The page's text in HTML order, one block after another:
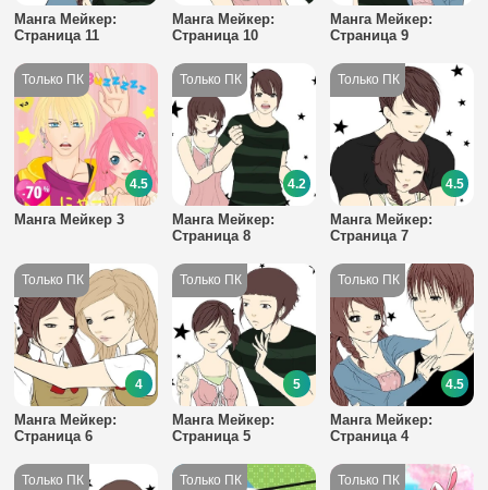
Манга Мейкер:
Страница 11
Манга Мейкер:
Страница 10
Манга Мейкер:
Страница 9
Манга Мейкер 3
4.5
Манга Мейкер:
Страница 8
4.2
Манга Мейкер:
Страница 7
4.5
Манга Мейкер:
Страница 6
4
Манга Мейкер:
Страница 5
5
Манга Мейкер:
Страница 4
4.5